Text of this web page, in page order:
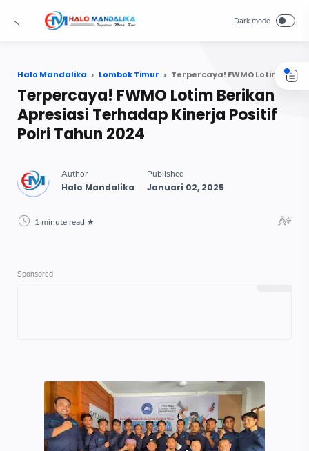
Halo Mandalika Lombok Timur Terpercaya! FWMO Lotim Berikan Apresiasi Terhadap Kinerja Positif Polri Tahun 2024
Terpercaya! FWMO Lotim Berikan
Apresiasi Terhadap Kinerja Positif
Polri Tahun 2024
1 minute read